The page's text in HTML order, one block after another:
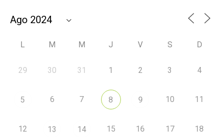
L M M J V S D
29 30 31 1 2 3 4
5 6 7 8 9 10 11
12 13 14 15 16 17 18